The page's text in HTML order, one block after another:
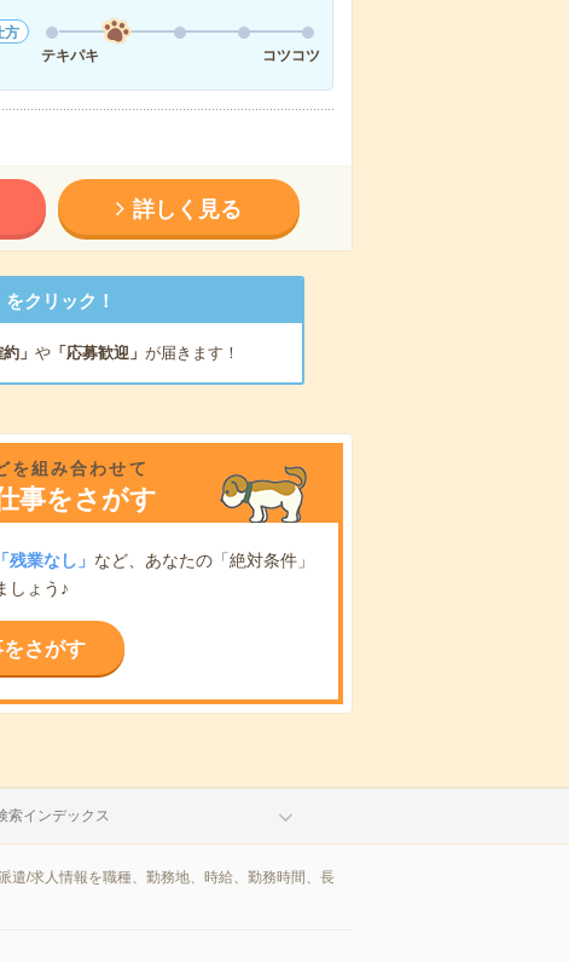
方
テキパキ
コツコツ
詳しく見る
クリック！
」 や「応募歓迎」 が届きます！
を組み合わせて
事をさがす
残業なし」 など、あなたの「絶対条件」
しょう♪
さがす
索インデックス
遣/求人情報を職種、勤務地、時給、勤務時間、長